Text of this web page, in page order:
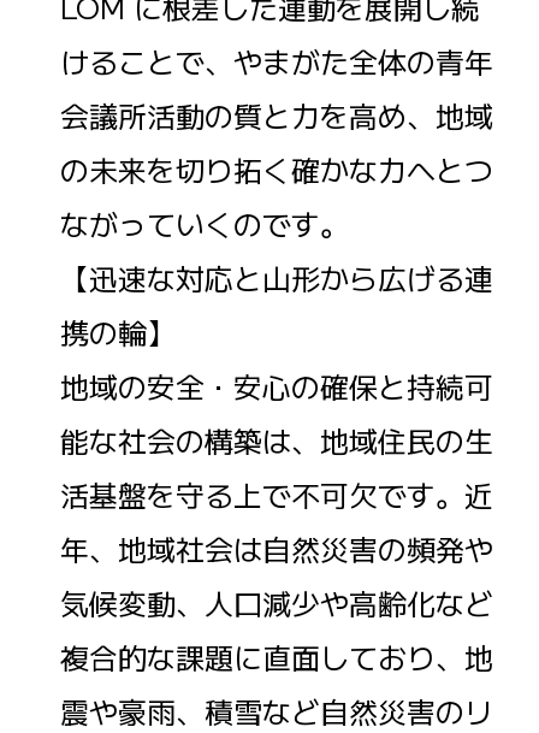
けることで、やまがた全体の青年
会議所活動の質と力を高め、地域
の未来を切り拓く確かな力へとつ
ながっていくのです。
【迅速な対応と山形から広げる連
携の輪】
地域の安全・安心の確保と持続可
能な社会の構築は、地域住民の生
活基盤を守る上で不可欠です。近
年、地域社会は自然災害の頻発や
気候変動、人口減少や高齢化など
複合的な課題に直面しており、地
震や豪雨、積雪など自然災害のリ